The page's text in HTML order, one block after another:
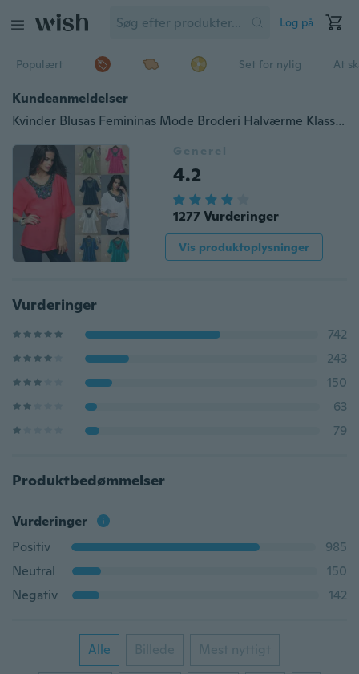
Log på
Populært Set for nylig At
Kundeanmeldelser
Kvinder Blusas Femininas Mode Broderi Halværme Klassisk løs Slim Slim Tops Shirt Bluse Afslappet Street Style XXXL Plus størrelse
Generel
4.2
1277 Vurderinger
Vis produktoplysninger
Vurderinger
742
243
150
63
79
Produktbedømmelser
Vurderinger
Positiv
985
Neutral
150
Negativ
142
Alle Billede Mest nyttigt